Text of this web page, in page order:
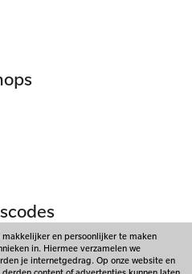
en persoonlijker te maken
in. Hiermee verzamelen we
je internetgedrag. Op onze website en